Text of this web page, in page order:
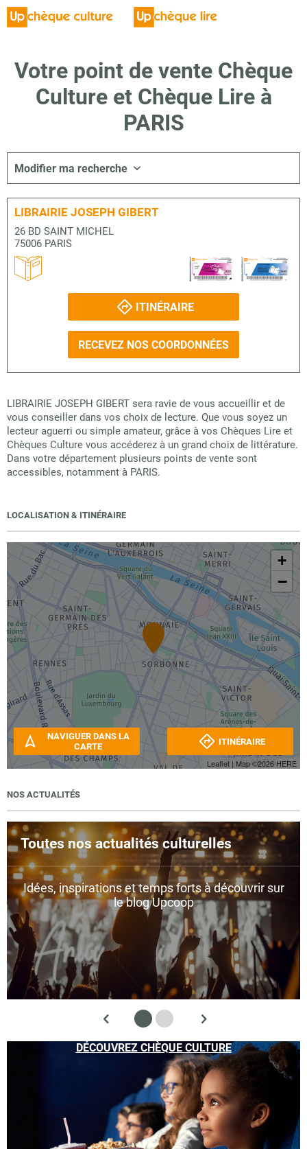
Votre point de vente Chèque
Culture et Chèque Lire à
PARIS
Modifier ma recherche
LIBRAIRIE JOSEPH GIBERT
26 BD SAINT MICHEL
75006 PARIS
ITINÉRAIRE
RECEVEZ NOS COORDONNÉES
LIBRAIRIE JOSEPH GIBERT sera ravie de vous accueillir et de
vous conseiller dans vos choix de lecture. Que vous soyez un
lecteur aguerri ou simple amateur, grâce à vos Chèques Lire et
Chèques Culture vous accéderez à un grand choix de littérature.
Dans votre département plusieurs points de vente sont
accessibles, notamment à PARIS.
LOCALISATION & ITINÉRAIRE
+
−
Leaflet | Map ©2026HERE
NAVIGUER DANS LA
CARTE
ITINÉRAIRE
NOS ACTUALITÉS
Toutes nos actualités culturelles
Idées, inspirations et temps forts à découvrir sur
le blog Upcoop
DÉCOUVREZ CHÈQUE CULTURE